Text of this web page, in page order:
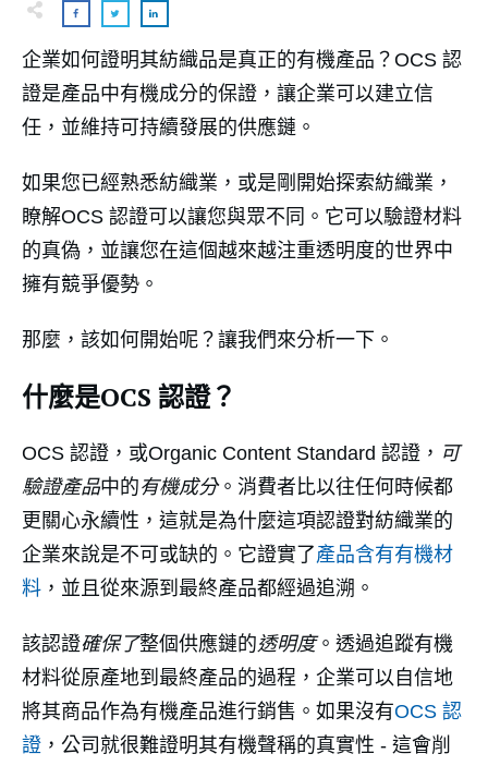
企業如何證明其紡織品是真正的有機產品？OCS 認
證是產品中有機成分的保證，讓企業可以建立信
任，並維持可持續發展的供應鏈。
如果您已經熟悉紡織業，或是剛開始探索紡織業，
瞭解OCS 認證可以讓您與眾不同。它可以驗證材料
的真偽，並讓您在這個越來越注重透明度的世界中
擁有競爭優勢。
那麼，該如何開始呢？讓我們來分析一下。
什麼是OCS 認證？
OCS 認證，或Organic Content Standard 認證， 可
驗證產品中的有機成分。消費者比以往任何時候都
更關心永續性，這就是為什麼這項認證對紡織業的
企業來說是不可或缺的。它證實了產品含有有機材
料 ，並且從來源到最終產品都經過追溯。
該認證確保了整個供應鏈的透明度。透過追蹤有機
材料從原產地到最終產品的過程，企業可以自信地
將其商品作為有機產品進行銷售。如果沒有OCS 認
證 ，公司就很難證明其有機聲稱的真實性 - 這會削